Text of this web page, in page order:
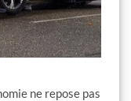
ne repose pas